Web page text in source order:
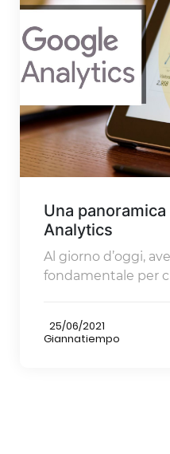
Una
Analytics
Al giorno d’oggi,
fondamentale per
25/06/2021
Giannatiempo